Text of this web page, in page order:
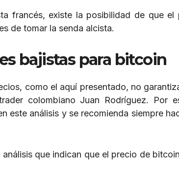
francés, existe la posibilidad de que
de tomar la senda alcista.
bajistas para bitcoin
como el aquí presentado, no
colombiano Juan Rodríguez. Por
este análisis y se recomienda siempre
que indican que el precio de